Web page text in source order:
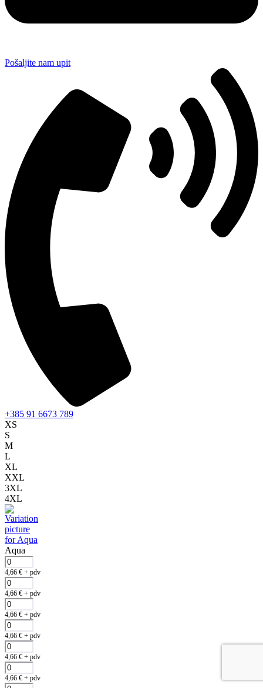
Pošaljite nam upit
+385 91 6673 789
XS
S
M
L
XL
XXL
3XL
4XL
Aqua
4,66 € + pdv
4,66 € + pdv
4,66 € + pdv
4,66 € + pdv
4,66 € + pdv
4,66 € + pdv